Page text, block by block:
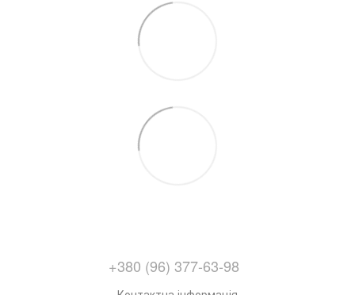
+380 (96) 377-63-98